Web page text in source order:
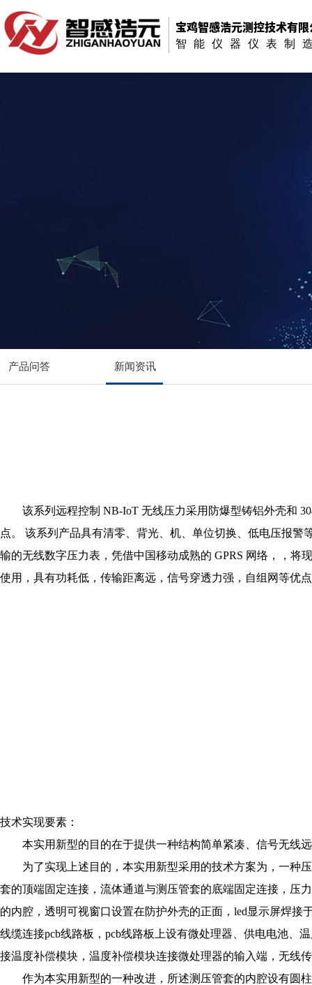
宝鸡智感浩元测控技术有
智能仪器仪表制
产品问答 新闻资讯
该系列远程控制 NB-IoT 无线压力采用防爆型铸铝外壳和
点。 该系列产品具有清零、背光、机、单位切换、低电压报
输的无线数字压力表，凭借中国移动成熟的 GPRS 网络，，将
使用，具有功耗低，传输距离远，信号穿透力强，自组网等优
技术实现要素：
本实用新型的目的在于提供一种结构简单紧凑、信号无线
为了实现上述目的，本实用新型采用的技术方案为，一种
套的顶端固定连接，流体通道与测压管套的底端固定连接，压
的内腔，透明可视窗口设置在防护外壳的正面，led显示屏焊接
线缆连接pcb线路板，pcb线路板上设有微处理器、供电电池、
接温度补偿模块，温度补偿模块连接微处理器的输入端，无线
作为本实用新型的一种改进，所述测压管套的内腔设有圆